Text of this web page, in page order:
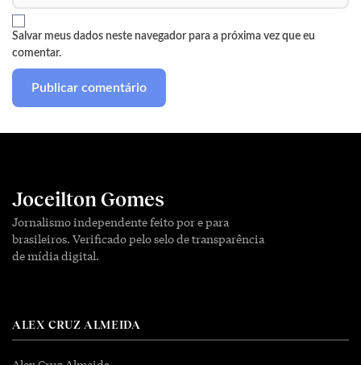
Salvar meus dados neste navegador para a próxima vez que eu
comentar.
Joceilton Gomes
Jornalismo independente feito por e para
brasileiros. Verificado pelo selo de transparência
de mídia digital.
ALEX CRUZ ALMEIDA